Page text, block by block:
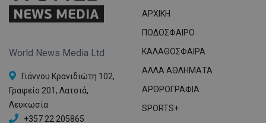
World News Media Ltd
Γιάννου Κρανιδιώτη 102,
Γραφείο 201, Λατσιά,
Λευκωσία
+357 22 205865
ΑΡΧΙΚΗ
ΠΟΔΟΣΦΑΙΡΟ
ΚΑΛΑΘΟΣΦΑΙΡΑ
ΑΛΛΑ ΑΘΛΗΜΑΤΑ
ΑΡΘΡΟΓΡΑΦΙΑ
SPORTS+